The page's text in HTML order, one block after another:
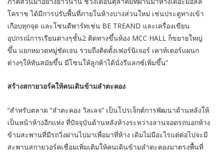
โคราช ได้มีการปรับพื้นที่ภายในห้างบางส่วนใหม่ เช่นประตูทางเข้า
เกือบทุกจุด และโซนดีพาร์ทเช่น BE TREAND และเครื่องเขียน
อุปกรณ์การเรียนต่างๆชั้น2 ติดทางขึ้นห้อง MCC HALL ก็ขยายใหญ่
ขึ้น แยกหมวดหมู่ชัดเจน รวมถึงติดตั้งเฟอร์นิเจอร์ เคาท์เตอร์แผนก
ต่างๆให้ทันสมัยขึ้น มีโซนให้ลูกค้าได้นั่งรีแลกซ์เพิ่มขึ้น”
สร้างสกายวอร์คให้คนเดินข้ามลำตะคอง
“สำหรับตลาด “ลำตะคอง วิลเลจ” เป็นโปรเจ็กต์การพัฒนาด้านหลังให้
เป็นหน้าห้างอีกแห่ง ที่ปัจจุบันด้านหลังห้างระหว่างลานจอดรถนอกห้าง
ข้ามสะพานที่มีรถวิ่งผ่านไปมาเพื่อมาที่ห้าง เดิมไม่มีอะไรแต่ต่อไปจะมี
สะพานสกายวอร์คเชื่อมเพิ่มเติมให้คนเดินข้ามลำตะคองมาตรงพื้นที่